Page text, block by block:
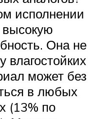
исполнении
Она не
влагостойких
может без
в любых
(13% по